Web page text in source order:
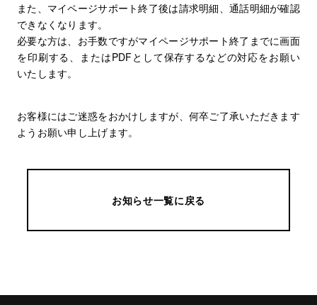
また、マイページサポート終了後は請求明細、通話明細が確認
できなくなります。
必要な方は、お手数ですがマイページサポート終了までに画面
を印刷する、またはPDFとして保存するなどの対応をお願い
いたします。
お客様にはご迷惑をおかけしますが、何卒ご了承いただきます
ようお願い申し上げます。
お知らせ一覧に戻る